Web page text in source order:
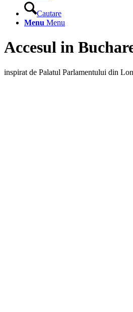
Cautare
Menu Menu
Accesul in
inspirat de Palatul Parlamentului din